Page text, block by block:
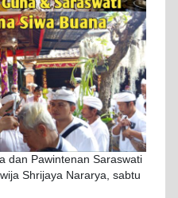
dan Pawintenan Saraswati
Shrijaya Nararya, sabtu